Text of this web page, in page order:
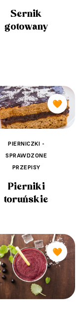
Sernik
gotowany
🧡
PIERNICZKI -
SPRAWDZONE
PRZEPISY
Pierniki
toruńskie
🧡